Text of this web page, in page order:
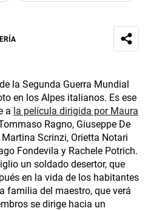
la Segunda Guerra Mundial
en los Alpes italianos. Es ese
a la película dirigida por Maura
Ragno, Giuseppe De
Scrinzi, Orietta Notari
Fondevila y Rachele Potrich.
un soldado desertor, que
en la vida de los habitantes
familia del maestro, que verá
se dirige hacia un